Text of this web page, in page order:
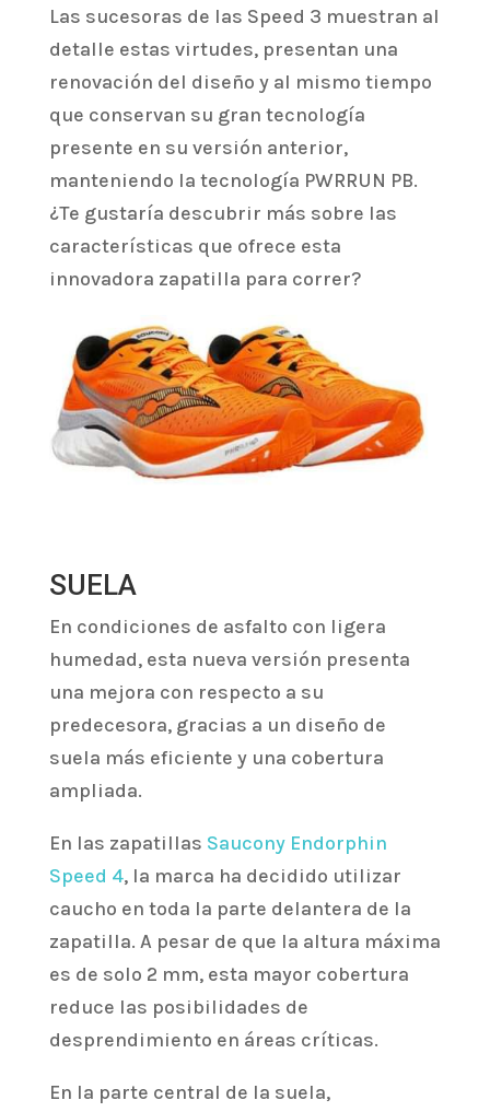
Las sucesoras de las Speed 3 muestran al
detalle estas virtudes, presentan una
renovación del diseño y al mismo tiempo
que conservan su gran tecnología
presente en su versión anterior,
manteniendo la tecnología PWRRUN PB.
¿Te gustaría descubrir más sobre las
características que ofrece esta
innovadora zapatilla para correr?
SUELA
En condiciones de asfalto con ligera
humedad, esta nueva versión presenta
una mejora con respecto a su
predecesora, gracias a un diseño de
suela más eficiente y una cobertura
ampliada.
En las zapatillas Saucony Endorphin
Speed 4, la marca ha decidido utilizar
caucho en toda la parte delantera de la
zapatilla. A pesar de que la altura máxima
es de solo 2 mm, esta mayor cobertura
reduce las posibilidades de
desprendimiento en áreas críticas.
En la parte central de la suela,